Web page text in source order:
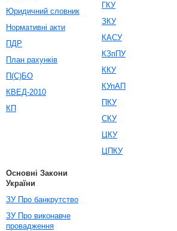
Юридичний словник
Нормативні акти
ПДР
План рахунків
П(С)БО
КВЕД-2010
КП
ГКУ
ЗКУ
КАСУ
КЗпПУ
ККУ
КУпАП
ПКУ
СКУ
ЦКУ
ЦПКУ
Основні Закони
України
ЗУ Про банкрутство
ЗУ Про виконавче
провадження